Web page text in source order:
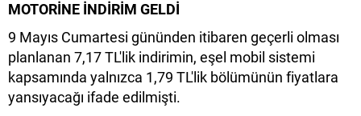
MOTORİNE İNDİRİM GELDİ
9 Mayıs Cumartesi gününden itibaren geçerli olması
planlanan 7,17 TL'lik indirimin, eşel mobil sistemi
kapsamında yalnızca 1,79 TL'lik bölümünün fiyatlara
yansıyacağı ifade edilmişti.